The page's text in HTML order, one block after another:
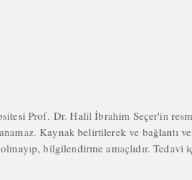
Prof. Dr. Halil İbrahim Seçer'in
Kaynak belirtilerek ve bağlantı
olmayıp, bilgilendirme amaçlıdır.